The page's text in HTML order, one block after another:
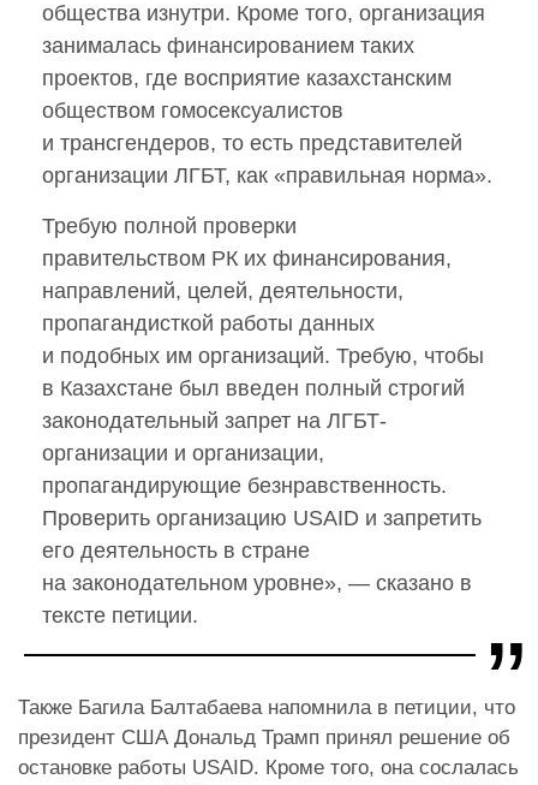
общества изнутри. Кроме того, организация
занималась финансированием таких
проектов, где восприятие казахстанским
обществом гомосексуалистов
и трансгендеров, то есть представителей
организации ЛГБТ, как «правильная норма».
Требую полной проверки
правительством РК их финансирования,
направлений, целей, деятельности,
пропагандисткой работы данных
и подобных им организаций. Требую, чтобы
в Казахстане был введен полный строгий
законодательный запрет на ЛГБТ-
организации и организации,
пропагандирующие безнравственность.
Проверить организацию USAID и запретить
его деятельность в стране
на законодательном уровне», — сказано в
тексте петиции.
Также Багила Балтабаева напомнила в петиции, что
президент США Дональд Трамп принял решение об
остановке работы USAID. Кроме того, она сослалась